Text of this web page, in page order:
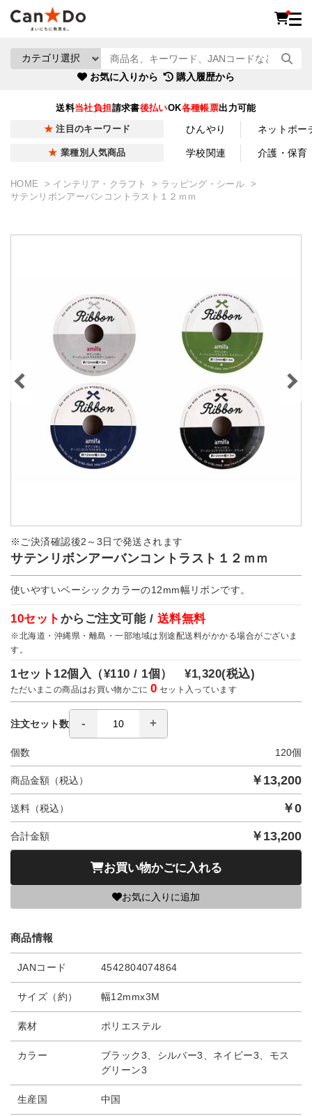
お気に入りから 購入履歴から
送料当社負担請求書後払いOK各種帳票出力可能
注目のキーワード ひんやり ネットポー
業種別人気商品 学校関連 介護・保育
HOME インテリア・クラフト
ラッピング・シール
サテンリボンアーバンコントラスト１２ｍｍ
※ご決済確認後2～3日で発送されます
サテンリボンアーバンコントラスト１２ｍｍ
使いやすいベーシックカラーの12mm幅リボンです。
10セット からご注文可能 / 送料無料
※北海道・沖縄県・離島・一部地域は別途配送料がかかる場合がございま
す。
1セット12個入（¥110 / 1個）¥1,320(税込)
ただいまこの商品はお買い物かごに0 セット入っています
注文セット数
個数 120個
商品金額（税込） ￥ 13,200
送料（税込） ￥0
合計金額 ￥ 13,200
お買い物かごに入れる
お気に入りに追加
商品情報
JANコード 4542804074864
サイズ（約） 幅12mmx3M
素材 ポリエステル
カラー
ブラック3、シルバー3、ネイビー3、モス
グリーン3
生産国 中国